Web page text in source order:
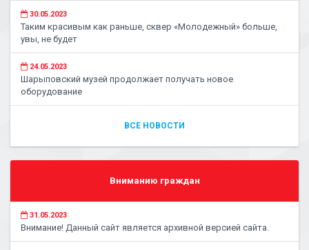
30.05.2023
Таким красивым как раньше, сквер «Молодежный» больше,
увы, не будет
24.05.2023
Шарыповский музей продолжает получать новое
оборудование
ВСЕ НОВОСТИ
Вниманию граждан
31.05.2023
Внимание! Данный сайт является архивной версией сайта.